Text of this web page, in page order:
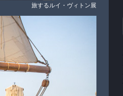
旅するルイ・ヴィトン展